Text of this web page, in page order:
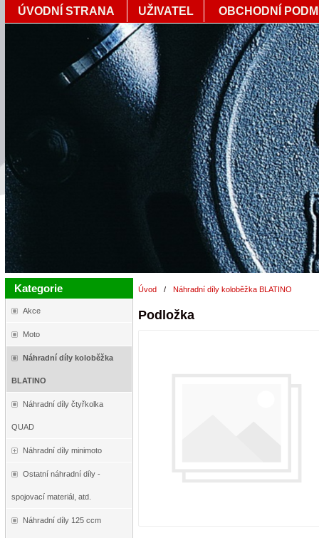
ÚVODNÍ STRANA UŽIVATEL OBCHODNÍ
Kategorie
Akce
Moto
Náhradní díly koloběžka
BLATINO
Náhradní díly čtyřkolka
QUAD
Náhradní díly minimoto
Ostatní náhradní díly -
spojovací materiál, atd.
Náhradní díly 125 ccm
Úvod / Náhradní díly koloběžka BLATINO
Podložka